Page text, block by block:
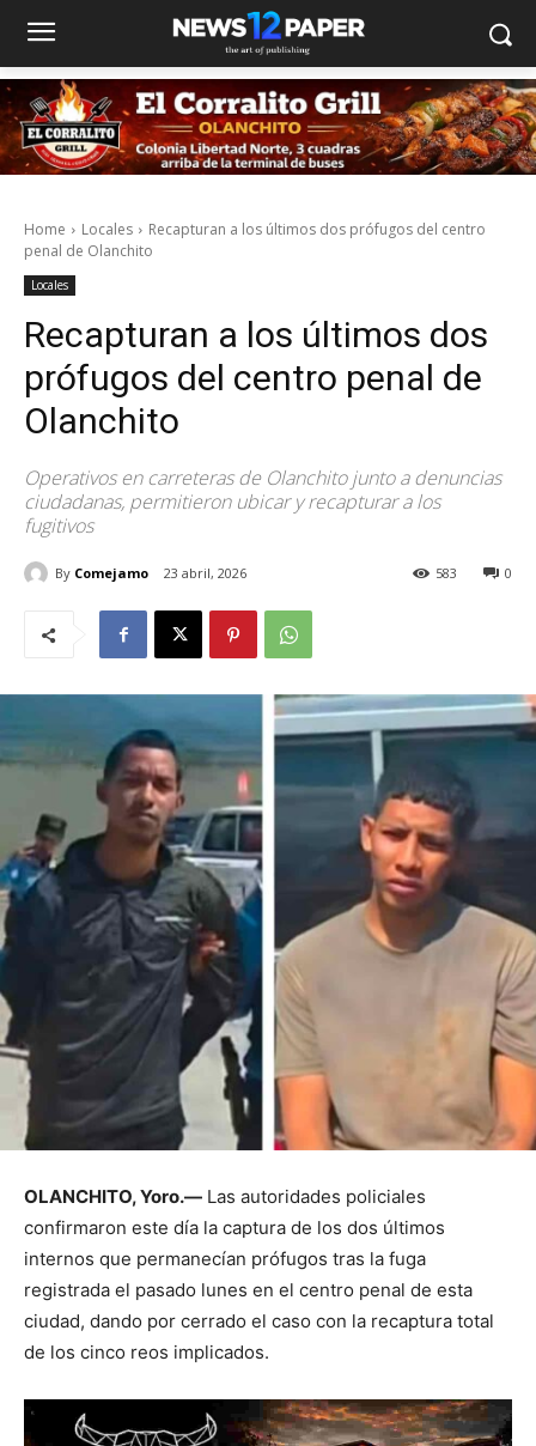
Home Locales
Recapturan a los últimos dos prófugos del centro
penal de Olanchito
Locales
Recapturan a los últimos dos
prófugos del centro penal de
Olanchito
Operativos en carreteras de Olanchito junto a denuncias
ciudadanas, permitieron ubicar y recapturar a los
fugitivos
By Comejamo 23 abril, 2026 0
583
OLANCHITO, Yoro.— Las autoridades policiales
confirmaron este día la captura de los dos últimos
internos que permanecían prófugos tras la fuga
registrada el pasado lunes en el centro penal de esta
ciudad, dando por cerrado el caso con la recaptura total
de los cinco reos implicados.